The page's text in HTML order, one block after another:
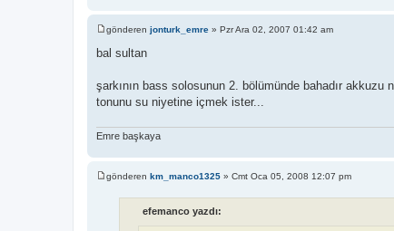
M
e
s
gönderen jonturk_emre » Pzr Ara 02, 2007 01:42 am
bal sultan
şarkının bass solosunun 2. bölümünde bahadır
tonunu su niyetine içmek ister...
Emre başkaya
M
gönderen km_manco1325 » Cmt Oca 05, 2008 12:07 pm
efemanco yazdı: